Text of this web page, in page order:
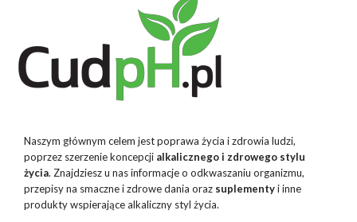
Naszym głównym celem jest poprawa życia i zdrowia ludzi,
poprzez szerzenie koncepcji alkalicznego i zdrowego stylu
życia. Znajdziesz u nas informacje o odkwaszaniu organizmu,
przepisy na smaczne i zdrowe dania oraz suplementyi inne
produkty wspierające alkaliczny styl życia.